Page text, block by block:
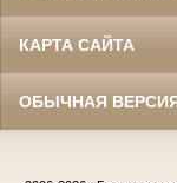
КАРТА САЙТА
ОБЫЧНАЯ